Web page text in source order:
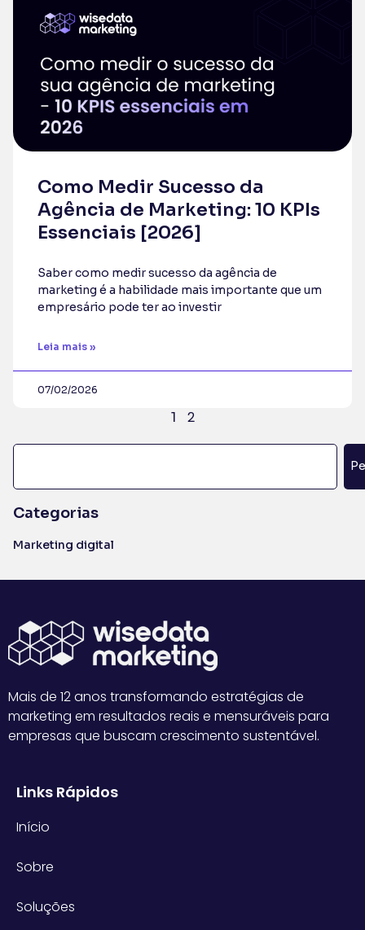
Como Medir Sucesso da
Agência de Marketing: 10 KPIs
Essenciais [2026]
Saber como medir sucesso da agência de
marketing é a habilidade mais importante que um
empresário pode ter ao investir
Leia mais »
07/02/2026
1 2
Categorias
Marketing digital
Mais de 12 anos transformando estratégias de
marketing em resultados reais e mensuráveis para
empresas que buscam crescimento sustentável.
Links Rápidos
Início
Sobre
Soluções